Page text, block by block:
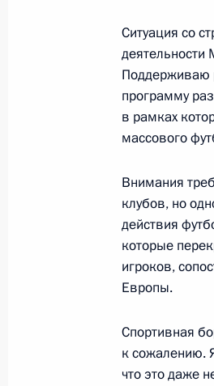
Встреча с
30 ноября 2015
Встреча с
30 ноября 2015
Ситуация со
деятельности
Поддерживаю
программу
в рамках
массового
Внимания
клубов, но
действия
которые
игроков,
Европы.
Спортивная
к сожалению.
что это даже